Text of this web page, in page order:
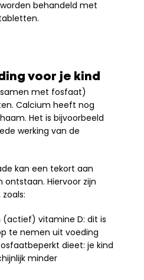
behandeld met
voor je kind
met fosfaat)
Calcium heeft nog
Het is bijvoorbeeld
werking van de
kan een tekort aan
Hiervoor zijn
vitamine D: dit is
te nemen uit voeding
dieet: je kind
minder